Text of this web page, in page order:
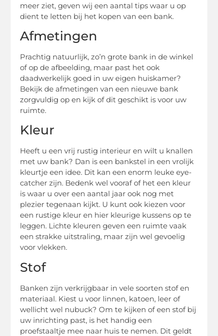
meer ziet, geven wij een aantal tips waar u op
dient te letten bij het kopen van een bank.
Afmetingen
Prachtig natuurlijk, zo’n grote bank in de winkel
of op de afbeelding, maar past het ook
daadwerkelijk goed in uw eigen huiskamer?
Bekijk de afmetingen van een nieuwe bank
zorgvuldig op en kijk of dit geschikt is voor uw
ruimte.
Kleur
Heeft u een vrij rustig interieur en wilt u knallen
met uw bank? Dan is een bankstel in een vrolijk
kleurtje een idee. Dit kan een enorm leuke eye-
catcher zijn. Bedenk wel vooraf of het een kleur
is waar u over een aantal jaar ook nog met
plezier tegenaan kijkt. U kunt ook kiezen voor
een rustige kleur en hier kleurige kussens op te
leggen. Lichte kleuren geven een ruimte vaak
een strakke uitstraling, maar zijn wel gevoelig
voor vlekken.
Stof
Banken zijn verkrijgbaar in vele soorten stof en
materiaal. Kiest u voor linnen, katoen, leer of
wellicht wel nubuck? Om te kijken of een stof bij
uw inrichting past, is het handig een
proefstaaltje mee naar huis te nemen. Dit geldt